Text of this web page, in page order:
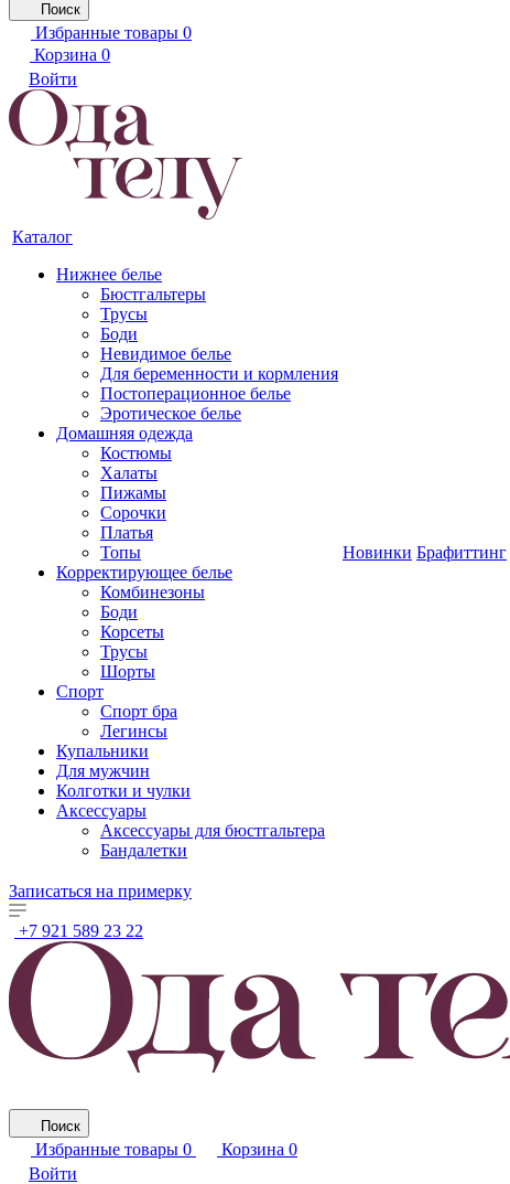
Поиск
Избранные товары 0
Корзина 0
Войти
Каталог
Нижнее белье
Бюстгальтеры
Трусы
Боди
Невидимое белье
Для беременности и кормления
Постоперационное белье
Эротическое белье
Домашняя одежда
Костюмы
Халаты
Пижамы
Сорочки
Платья
Топы
Корректирующее белье
Комбинезоны
Боди
Корсеты
Трусы
Шорты
Спорт
Спорт бра
Легинсы
Купальники
Для мужчин
Колготки и чулки
Аксессуары
Аксессуары для бюстгальтера
Бандалетки
Новинки Брафиттинг
Записаться на примерку
+7 921 589 23 22
Поиск
Избранные товары 0 Корзина 0
Войти